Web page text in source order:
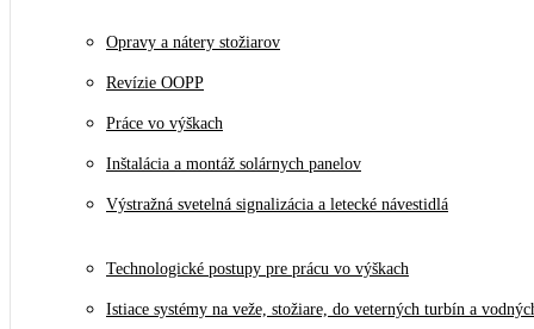
Opravy a nátery stožiarov
Revízie OOPP
Práce vo výškach
Inštalácia a montáž solárnych panelov
Výstražná svetelná signalizácia a letecké návestidlá
Technologické postupy pre prácu vo výškach
Istiace systémy na veže, stožiare, do veterných turbín a